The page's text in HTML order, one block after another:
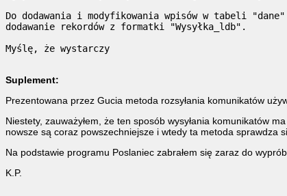
Do dodawania i modyfikowania wpisów w tabeli
dodawanie rekordów z formatki "Wysyłka_ldb".
Myślę, że wystarczy
Suplement:
Prezentowana przez Gucia metoda rozsyłania komunikatów
Niestety, zauważyłem, że ten sposób wysyłania komunikatów
nowsze są coraz powszechniejsze i wtedy ta metoda sprawdza
Na podstawie programu Poslaniec zabrałem się zaraz do
K.P.